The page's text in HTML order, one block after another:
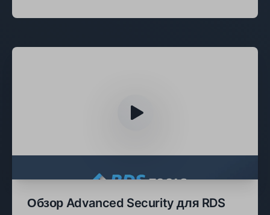
Обзор Advanced Security для RDS